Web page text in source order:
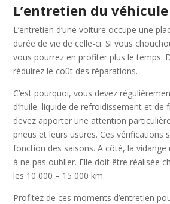
L’entretien du véhicule
L’entretien d’une voiture occupe une
durée de vie de celle-ci. Si vous
vous pourrez en profiter plus le temps.
réduirez le coût des réparations.
C’est pourquoi, vous devez
d’huile, liquide de refroidissement et de
devez apporter une attention
pneus et leurs usures. Ces vérifications
fonction des saisons. A côté, la
à ne pas oublier. Elle doit être réalisée
les 10 000 – 15 000 km.
Profitez de ces moments d’entretien